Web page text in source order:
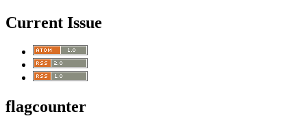
Current Issue
flagcounter